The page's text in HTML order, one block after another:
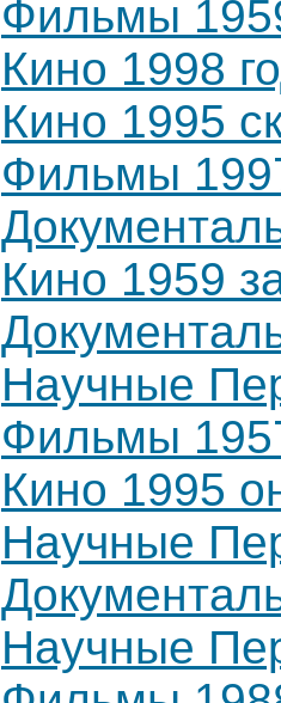
Фильмы
Кино 1998
Кино 1995
Фильмы
Кино 1959
Научные
Фильмы
Кино 1995
Научные
Научные